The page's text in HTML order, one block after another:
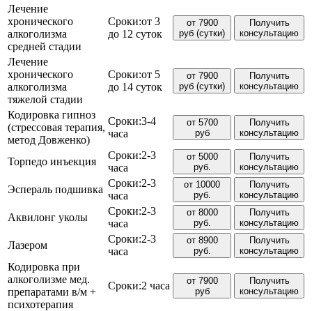
Лечение
хронического
алкоголизма
средней стадии
Сроки:от 3
до 12 суток
от 7900
руб (сутки)
Получить
консультацию
Лечение
хронического
алкоголизма
тяжелой стадии
Сроки:от 5
до 14 суток
от 7900
руб (сутки)
Получить
консультацию
Кодировка гипноз
(стрессовая терапия,
метод Довженко)
Сроки:3-4
часа
от 5700
руб
Получить
консультацию
Торпедо инъекция
Сроки:2-3
часа
от 5000
руб.
Получить
консультацию
Эспераль подшивка
Сроки:2-3
часа
от 10000
руб.
Получить
консультацию
Аквилонг уколы
Сроки:2-3
часа
от 8000
руб.
Получить
консультацию
Лазером
Сроки:2-3
часа
от 8900
руб.
Получить
консультацию
Кодировка при
алкоголизме мед.
препаратами в/м +
психотерапия
Сроки:2 часа
от 7900
руб
Получить
консультацию